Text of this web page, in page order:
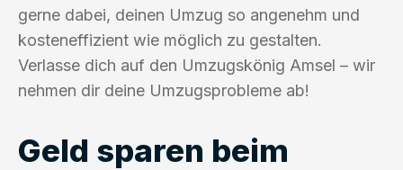
gerne dabei, deinen Umzug so angenehm und
kosteneffizient wie möglich zu gestalten.
Verlasse dich auf den Umzugskönig Amsel – wir
nehmen dir deine Umzugsprobleme ab!
Geld sparen beim